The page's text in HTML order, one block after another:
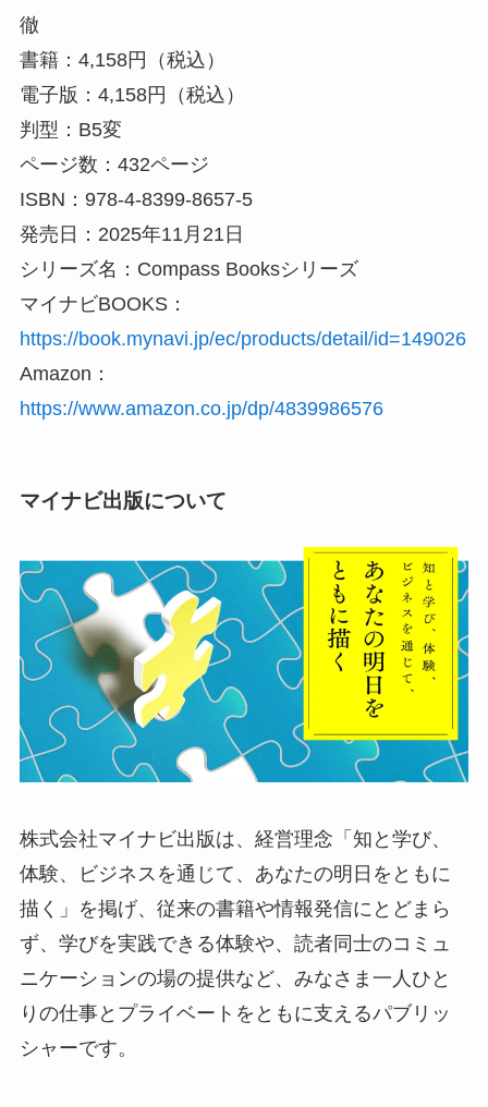
徹
書籍：4,158円（税込）
電子版：4,158円（税込）
判型：B5変
ページ数：432ページ
ISBN：978-4-8399-8657-5
発売日：2025年11月21日
シリーズ名：Compass Booksシリーズ
マイナビBOOKS：
https://book.mynavi.jp/ec/products/detail/id=149026
Amazon：
https://www.amazon.co.jp/dp/4839986576
マイナビ出版について
株式会社マイナビ出版は、経営理念「知と学び、
体験、ビジネスを通じて、あなたの明日をともに
描く」を掲げ、従来の書籍や情報発信にとどまら
ず、学びを実践できる体験や、読者同士のコミュ
ニケーションの場の提供など、みなさま一人ひと
りの仕事とプライベートをともに支えるパブリッ
シャーです。